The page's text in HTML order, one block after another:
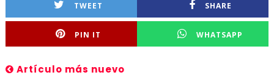
TWEET SHARE
PIN IT WHATSAPP
Artículo más nuevo